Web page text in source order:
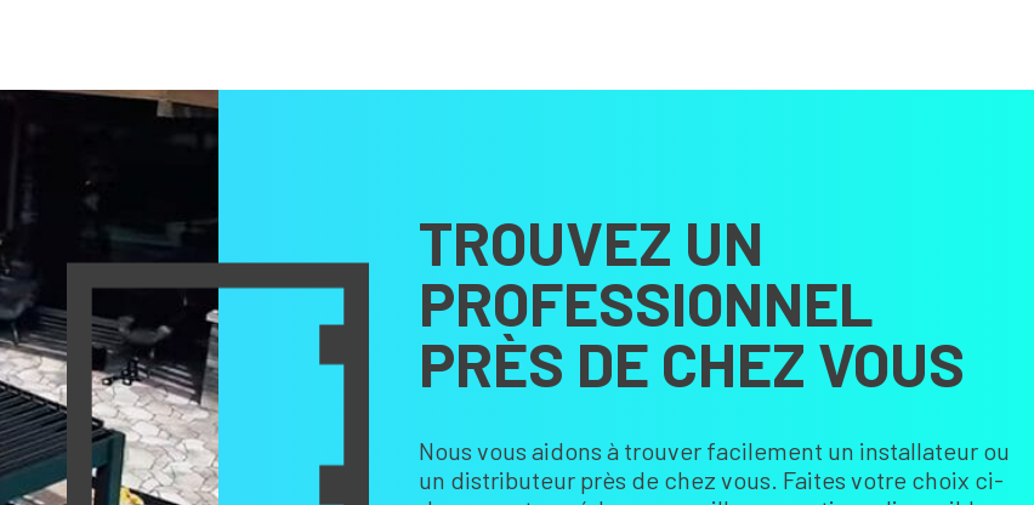
TROUVEZ UN
PROFESSIONNEL
PRÈS DE CHEZ VOUS
Nous vous aidons à trouver facilement un installateur ou
un distributeur près de chez vous. Faites votre choix ci-